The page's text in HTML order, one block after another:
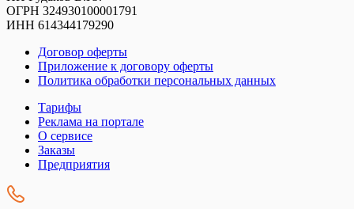
ОГРН 324930100001791
ИНН 614344179290
Договор оферты
Приложение к договору оферты
Политика обработки персональных данных
Тарифы
Реклама на портале
О сервисе
Заказы
Предприятия